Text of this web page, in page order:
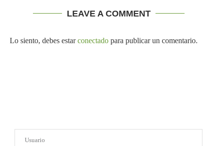
LEAVE A COMMENT
Lo siento, debes estarconectado para publicar un comentario.